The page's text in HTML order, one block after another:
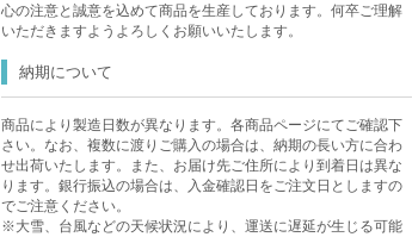
心の注意と誠意を込めて商品を生産しております。何卒ご理解
いただきますようよろしくお願いいたします。
納期について
商品により製造日数が異なります。各商品ページにてご確認下
さい。なお、複数に渡りご購入の場合は、納期の長い方に合わ
せ出荷いたします。また、お届け先ご住所により到着日は異な
ります。銀行振込の場合は、入金確認日をご注文日としますの
でご注意ください。
※大雪、台風などの天候状況により、運送に遅延が生じる可能